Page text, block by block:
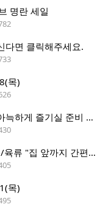
명란 세일
다면 클릭해주세요.
목)
[한국산 차콜온돌] 시애틀의 겨울을 아늑하게 즐기실 준비 되셨나요?
시애틀 프리미엄 사시미/구이용 생선/육류 "집 앞까지 간편하게" – 영오션샵닷컴
목)